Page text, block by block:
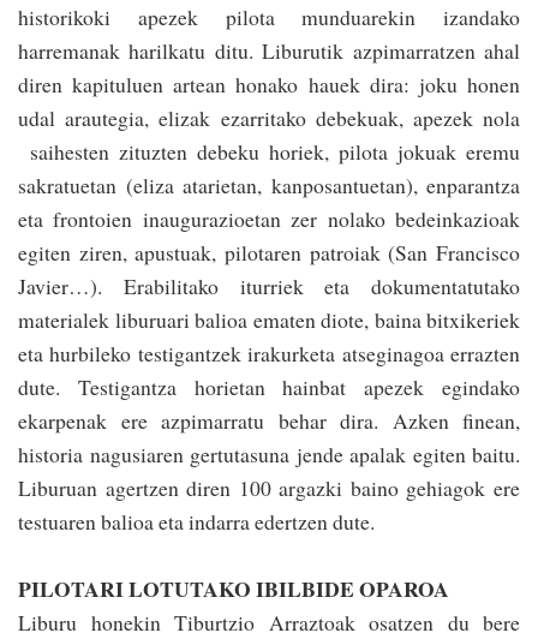
historikoki apezek pilota munduarekin izandako
harremanak harilkatu ditu. Liburutik azpi­ma­rratzen ahal
diren kapituluen artean honako hauek dira: joku honen
udal arautegia, elizak eza­rritako debekuak, ape­zek nola
saihesten zituzten debeku horiek, pilota jokuak eremu
sakratuetan (eliza atarietan, kanposantuetan), enparantza
eta frontoien inaugurazioetan zer nolako bedeinkazioak
egiten ziren, apustuak, pilotaren patroiak (San Francisco
Javier…). Erabilitako iturriek eta dokumentatutako
materialek liburuari balioa ematen diote, baina bi­txikeriek
eta hurbileko testigantzek irakurketa atseginagoa erraz­ten
dute. Testigantza horietan hainbat apezek egindako
ekarpenak ere azpima­rratu behar dira. Azken finean,
historia nagusiaren gertutasuna jende apalak egiten baitu.
Liburuan ager­tzen diren 100 argazki baino gehiagok ere
testuaren balioa eta indarra eder­tzen dute.
PILOTARI LOTUTAKO IBILBIDE OPAROA
Liburu honekin Tiburtzio Arraztoak osa­tzen du bere